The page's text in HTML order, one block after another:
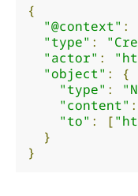
{
"@context" :
"type" :
"actor" :
"object" :
{
"type" :
"content" :
"to" : [
}
}